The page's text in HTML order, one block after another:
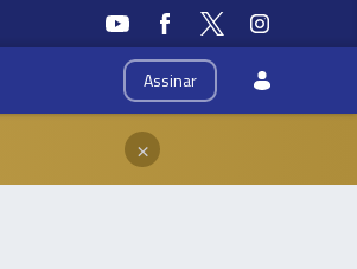
Assinar
×